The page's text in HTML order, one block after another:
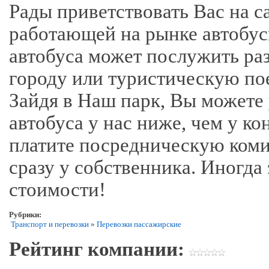
Рады приветствовать Вас на
работающей на рынке
автобуса может послужить
городу или туристическую
Зайдя в Наш парк, Вы можете
автобуса у нас ниже, чем у
платите посредническую
сразу у собственника.
стоимости!
Рубрики:
Транспорт и перевозки » Перевозки пассажирские
Рейтинг компании: